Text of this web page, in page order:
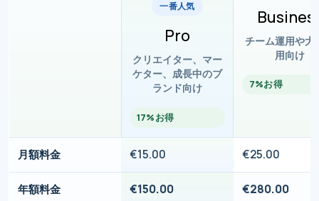
一番人気
Pro
クリエイター、マー
ケター、成長中のブ
ランド向け
17%お得
チーム運用や大
用向け
7%お得
月額料金 €15.00 €25.00
年額料金 €150.00 €280.00